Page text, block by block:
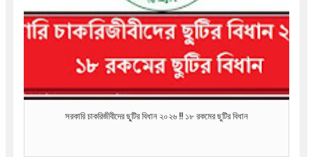
সরকারি চাকরিজীবীদের ছু্টির বিধান ২০২৬ !! ১৮ রকমের ছুটির বিধান